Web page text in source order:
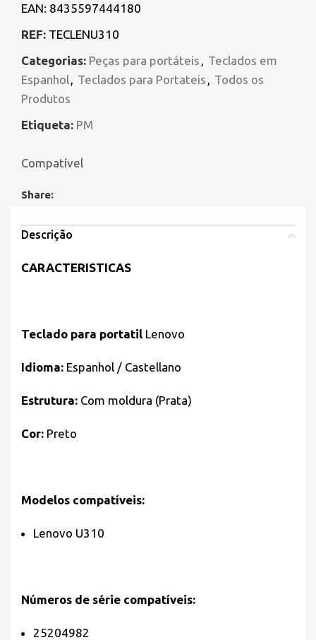
EAN: 8435597444180
REF: TECLENU310
Categorias: Peças para portáteis , Teclados em
Espanhol, Teclados para Portateis , Todos os
Produtos
Etiqueta: PM
Compatível
Share:
Descrição
CARACTERISTICAS
Teclado para portatil Lenovo
Idioma: Espanhol / Castellano
Estrutura: Com moldura (Prata)
Cor: Preto
Modelos compatíveis:
Lenovo U310
Números de série compatíveis:
25204982